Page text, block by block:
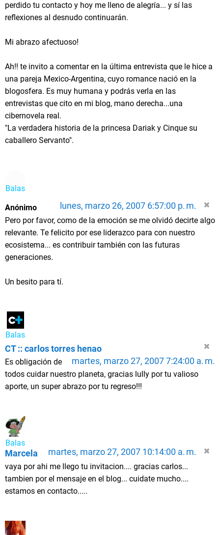
perdido tu contacto y hoy me lleno de alegría... y sí las
reflexiones al desnudo continuarán.
Mi abrazo afectuoso!
Ah!! te invito a comentar en la última entrevista que le hice a
una pareja Mexico-Argentina, cuyo romance nació en la
blogosfera. Es muy humana y podrás verla en las
entrevistas que cito en mi blog, mano derecha...una
cibernovela real.
"La verdadera historia de la princesa Dariak y Cinque su
caballero Servanto".
Balas
Anónimo lunes, marzo 26, 2007 6:57:00 p. m.
Pero por favor, como de la emoción se me olvidó decirte algo
relevante. Te felicito por ese liderazco para con nuestro
ecosistema... es contribuir también con las futuras
generaciones.
Un besito para tí.
Balas
CT :: carlos torres henao
martes, marzo 27, 2007 7:24:00 a. m.
Es obligación de
todos cuidar nuestro planeta, gracias lully por tu valioso
aporte, un super abrazo por tu regreso!!!
Balas
Marcela martes, marzo 27, 2007 10:14:00 a. m.
vaya por ahi me llego tu invitacion.... gracias carlos...
tambien por el mensaje en el blog... cuidate mucho....
estamos en contacto.....